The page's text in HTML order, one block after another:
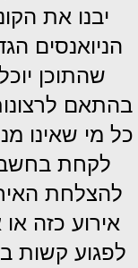
יבנו את
הניואנסים
שהתוכן
בהתאם
כל מי שאינו
לקחת
להצלחת
אירוע כזה
לפגוע קשות